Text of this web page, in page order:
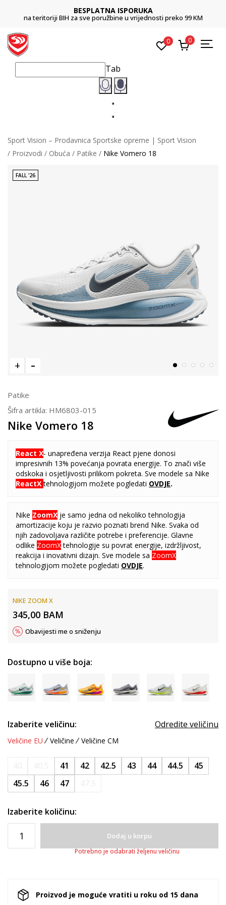
BESPLATNA ISPORUKA
na teritoriji BIH za sve poružbine u vrijednosti preko 99 KM
0 0
Tab
Sport Vision – Prodavnica Sportske opreme | Sport Vision
Proizvodi
Obuća Patike Nike Vomero 18
FALL '26
Patike
Šifra artikla: HM6803-015
Nike Vomero 18
React X- unapređena verzija React pjene donosi
impresivnih 13% povećanja povrata energije. To znači više
odskoka i osjetljivosti prilikom pokreta. Sve modele sa Nike
ReactX tehnologijom možete pogledati OVDJE.
Nike ZoomX je samo jedna od nekoliko tehnologija
amortizacije koju je razvio poznati brend Nike. Svaka od
njih zadovoljava različite potrebe i preferencije. Glavne
odlike ZoomXtehnologije su povrat energije, izdržljivost,
reakcija i inovativni dizajn. Sve modele sa ZoomX
tehnologijom možete pogledati OVDJE.
NIKE ZOOM X
345,00 BAM
Obavijesti me o sniženju
Dostupno u više boja:
Izaberite veličinu: Odredite veličinu
Veličine EU Veličine Veličine CM
41 42 42.5 43 44 44.5
45
45.5
46 47
Izaberite količinu:
Dodaj u korpu
Potrebno je odabrati željenu veličinu
Proizvod je moguće vratiti u roku od 15 dana